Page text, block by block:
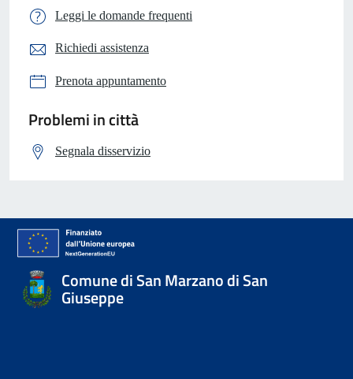
Leggi le domande frequenti
Richiedi assistenza
Prenota appuntamento
Problemi in città
Segnala disservizio
Comune di San Marzano di San
Giuseppe